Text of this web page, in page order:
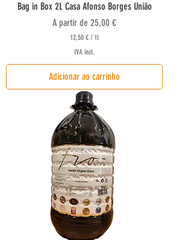
Bag in Box 2L Casa Afonso Borges União
A partir de 25,00 €
Preço promocional
12,50 € / 1l
2
,
5
€
p
o
1
l
i
t
r
o
IVA incl.
Adicionar ao carrinho